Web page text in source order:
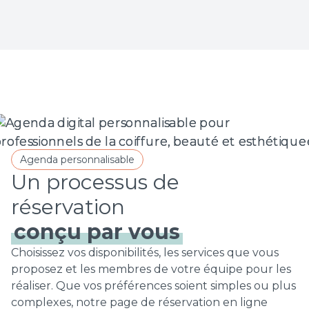
Agenda personnalisable
Un processus de
conçu par vous
Choisissez vos disponibilités, les services que vous
proposez et les membres de votre équipe pour les
réaliser. Que vos préférences soient simples ou plus
complexes, notre page de réservation en ligne